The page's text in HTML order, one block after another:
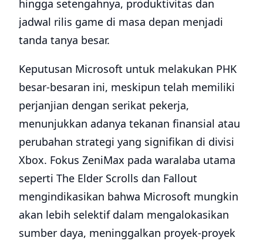
hingga setengahnya, produktivitas dan
jadwal rilis game di masa depan menjadi
tanda tanya besar.
Keputusan Microsoft untuk melakukan PHK
besar-besaran ini, meskipun telah memiliki
perjanjian dengan serikat pekerja,
menunjukkan adanya tekanan finansial atau
perubahan strategi yang signifikan di divisi
Xbox. Fokus ZeniMax pada waralaba utama
seperti The Elder Scrolls dan Fallout
mengindikasikan bahwa Microsoft mungkin
akan lebih selektif dalam mengalokasikan
sumber daya, meninggalkan proyek-proyek